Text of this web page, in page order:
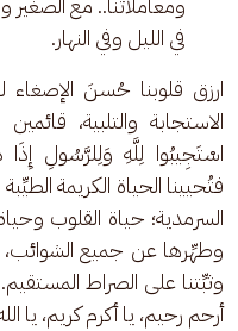
في الليل وفي النهار.
ارزق قلوبنا حُسنَ
الاستجابة والتلبية،
فتُحيينا الحياة الكريمة
السرمدية؛ حياة القلوب
وطهِّرها عن جميع الشوائب،
وثبِّتنا على الصراط
أرحم رحيم، يا أكرم كريم، يا